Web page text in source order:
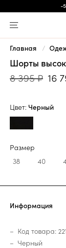
-
Главная
Шорты
8 395 ₽ 16
Цвет: Черный
Размер
38
40
Информация
Код товара:
Черный